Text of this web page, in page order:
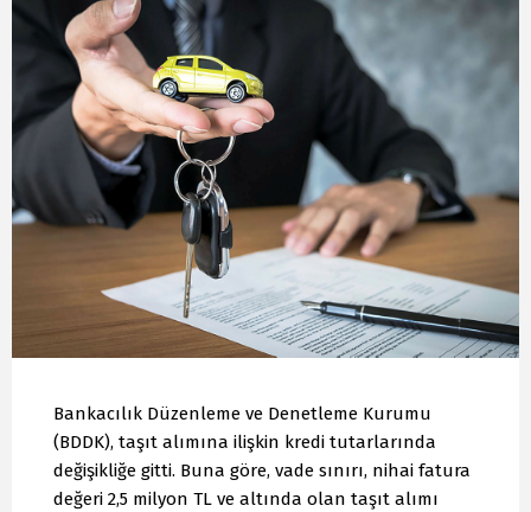
Bankacılık Düzenleme ve Denetleme Kurumu
(BDDK), taşıt alımına ilişkin kredi tutarlarında
değişikliğe gitti. Buna göre, vade sınırı, nihai fatura
değeri 2,5 milyon TL ve altında olan taşıt alımı